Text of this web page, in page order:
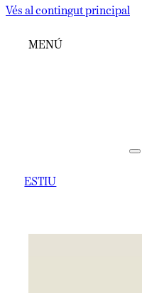
Vés al contingut principal
MENÚ
ESTIU